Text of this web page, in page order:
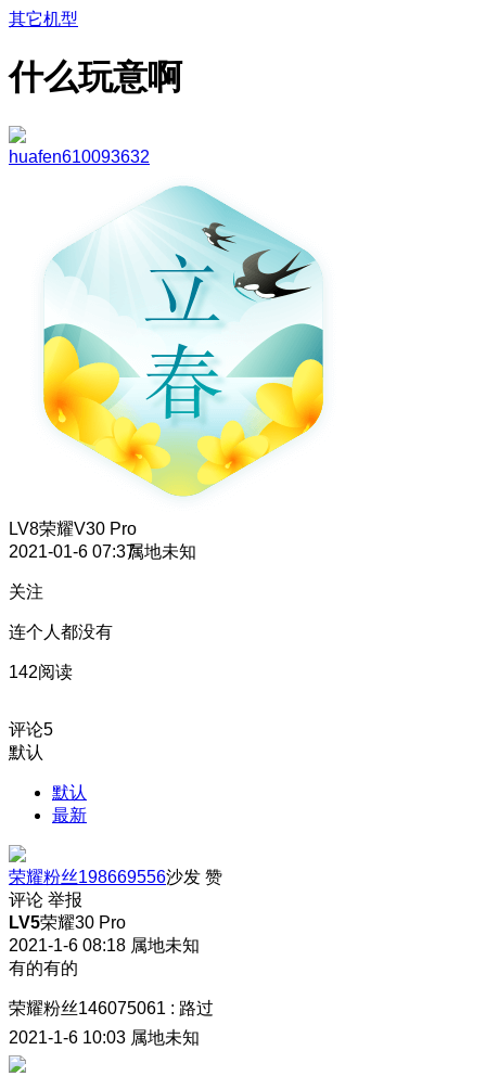
其它机型
什么玩意啊
huafen610093632
LV8荣耀V30 Pro
2021-01-6 07:37属地未知
关注
连个人都没有
142阅读
评论5
默认
默认
最新
荣耀粉丝198669556沙发 赞
评论 举报
LV5荣耀30 Pro
2021-1-6 08:18 属地未知
有的有的
荣耀粉丝146075061 : 路过
2021-1-6 10:03 属地未知